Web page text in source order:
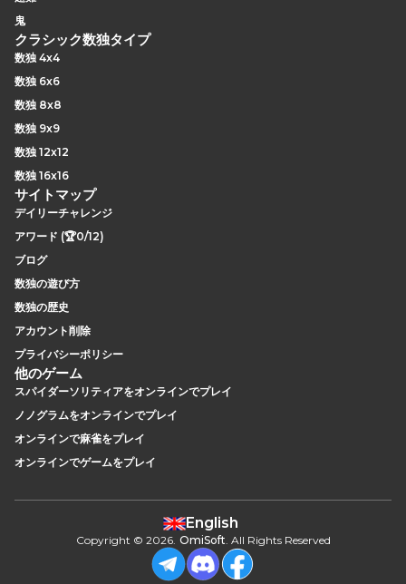
鬼
クラシック数独タイプ
数独 4x4
数独 6x6
数独 8x8
数独 9x9
数独 12x12
数独 16x16
サイトマップ
デイリーチャレンジ
アワード (🏆0/12)
ブログ
数独の遊び方
数独の歴史
アカウント削除
プライバシーポリシー
他のゲーム
スパイダーソリティアをオンラインでプレイ
ノノグラムをオンラインでプレイ
オンラインで麻雀をプレイ
オンラインでゲームをプレイ
English
Copyright © 2026. OmiSoft. All Rights Reserved